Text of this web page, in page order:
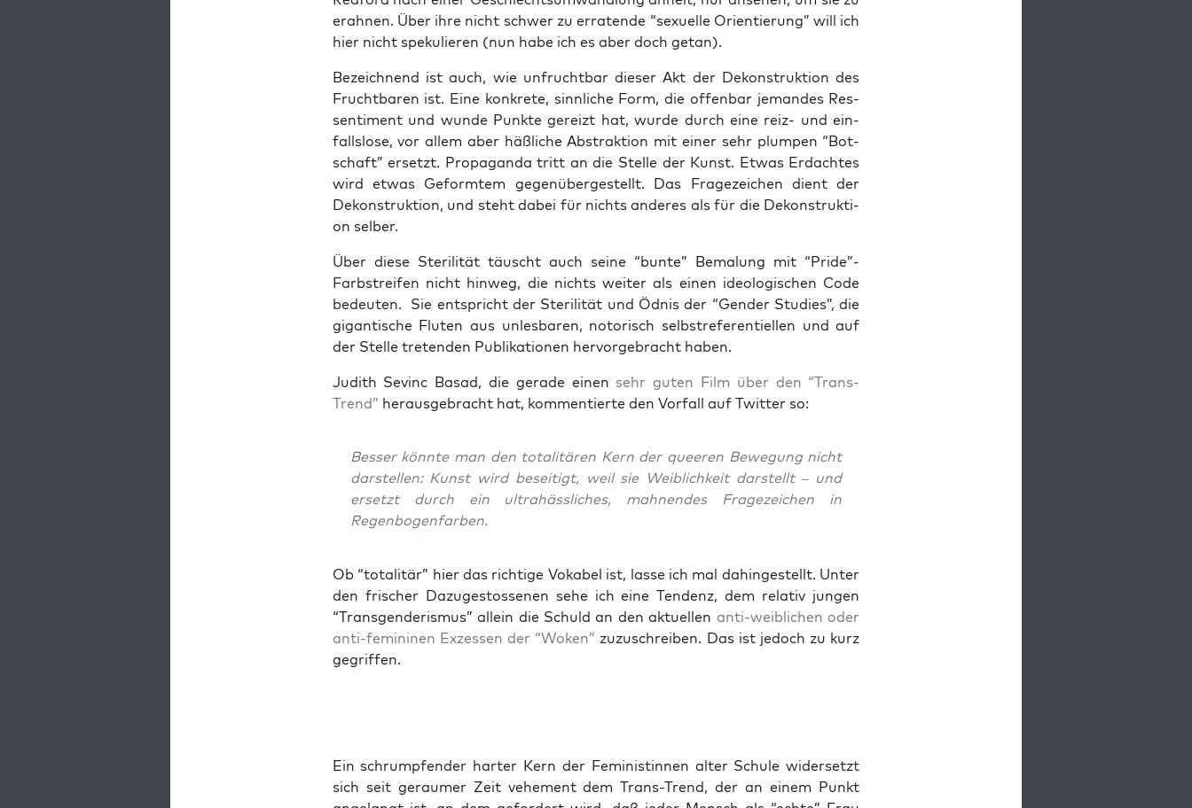
erah­nen. Über ihre nicht schwer zu erra­ten­de “sexu­el­le Ori­en­tie­rung” will ich
hier nicht spe­ku­lie­ren (nun habe ich es aber doch getan).
Bezeich­nend ist auch, wie unfrucht­bar die­ser Akt der Dekon­struk­ti­on des
Frucht­ba­ren ist. Eine kon­kre­te, sinn­li­che Form, die offen­bar jeman­des Res­
sen­ti­ment und wun­de Punk­te gereizt hat, wur­de durch eine reiz- und ein­
falls­lo­se, vor allem aber häß­li­che Abs­trak­ti­on mit einer sehr plum­pen “Bot­
schaft” ersetzt. Pro­pa­gan­da tritt an die Stel­le der Kunst. Etwas Erdach­tes
wird etwas Geform­tem gegen­über­ge­stellt. Das Fra­ge­zei­chen dient der
Dekon­struk­ti­on, und steht dabei für nichts ande­res als für die Dekon­struk­ti­
on selber.
Über die­se Ste­ri­li­tät täuscht auch sei­ne “bun­te” Bema­lung mit “Pride”-
Farbstreifen nicht hin­weg, die nichts wei­ter als einen ideo­lo­gi­schen Code
bedeu­ten. Sie ent­spricht der Ste­ri­li­tät und Ödnis der “Gen­der Stu­dies”, die
gigan­ti­sche Flu­ten aus unles­ba­ren, noto­risch selbst­re­fe­ren­ti­el­len und auf
der Stel­le tre­ten­den Publi­ka­tio­nen her­vor­ge­bracht haben.
Judith Sevinc Basad, die gera­de einen sehr guten Film über den “Trans-
Trend” her­aus­ge­bracht hat, kom­men­tier­te den Vor­fall auf Twit­ter so:
Bes­ser könn­te man den tota­li­tä­ren Kern der quee­ren Bewe­gung nicht
dar­stel­len: Kunst wird besei­tigt, weil sie Weib­lich­keit dar­stellt – und
ersetzt durch ein ultra­häss­li­ches, mah­nen­des Fra­ge­zei­chen in
Regenbogenfarben.
Ob “tota­li­tär” hier das rich­ti­ge Voka­bel ist, las­se ich mal dahin­ge­stellt. Unter
den fri­scher Dazu­ge­stos­se­nen sehe ich eine Ten­denz, dem rela­tiv jun­gen
“Trans­gen­de­ris­mus” allein die Schuld an den aktu­el­len anti-weib­li­chen oder
anti-femi­ni­nen Exzes­sen der “Woken” zuzu­schrei­ben. Das ist jedoch zu kurz
gegriffen.
Ein schrump­fen­der har­ter Kern der Femi­nis­tin­nen alter Schu­le wider­setzt
sich seit gerau­mer Zeit vehe­ment dem Trans-Trend, der an einem Punkt